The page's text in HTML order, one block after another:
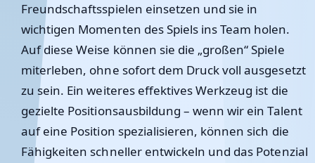
Freundschaftsspielen einsetzen und sie in
wichtigen Momenten des Spiels ins Team holen.
Auf diese Weise können sie die „großen“ Spiele
miterleben, ohne sofort dem Druck voll ausgesetzt
zu sein. Ein weiteres effektives Werkzeug ist die
gezielte Positionsausbildung – wenn wir ein Talent
auf eine Position spezialisieren, können sich die
Fähigkeiten schneller entwickeln und das Potenzial